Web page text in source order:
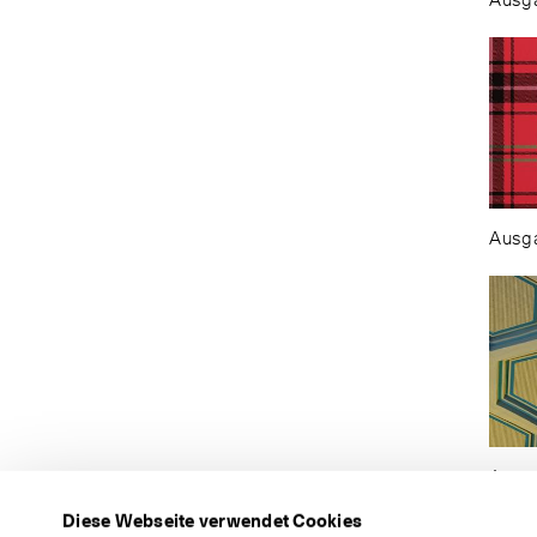
Diese Webseite verwendet Cookies